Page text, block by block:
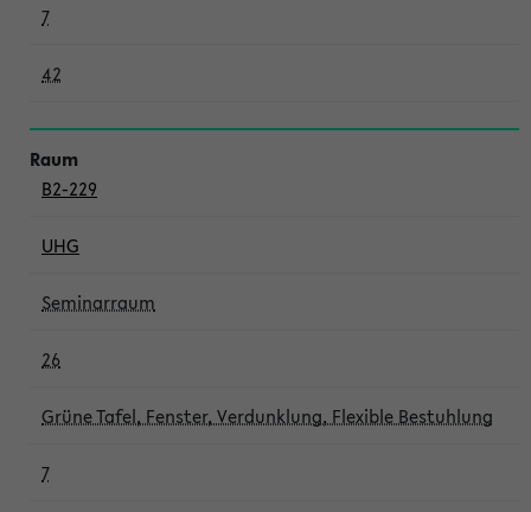
7
42
B2-229
UHG
Seminarraum
26
Grüne Tafel, Fenster, Verdunklung, Flexible Bestuhlung
7